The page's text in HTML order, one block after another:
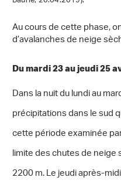
Au cours de cette phase,
d’avalanches de neige
Du mardi 23 au jeudi 25
Dans la nuit du lundi au
précipitations dans le sud
cette période examinée
limite des chutes de
2200 m. Le jeudi après-